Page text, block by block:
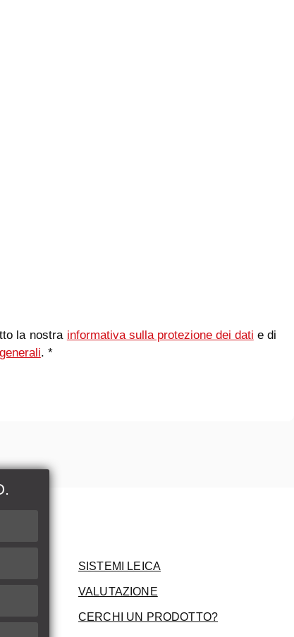
la nostra informativa sulla protezione dei dati e di
. *
SISTEMI LEICA
VALUTAZIONE
CERCHI UN PRODOTTO?